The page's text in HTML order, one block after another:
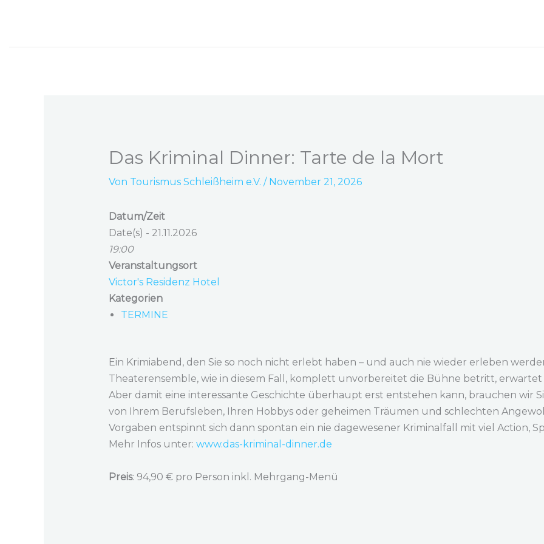
Das Kriminal Dinner: Tarte de la Mort
Von Tourismus Schleißheim e.V. / November 21, 2026
Datum/Zeit
Date(s) - 21.11.2026
19:00
Veranstaltungsort
Victor's Residenz Hotel
Kategorien
TERMINE
Ein Krimiabend, den Sie so noch nicht erlebt haben – und auch nie wieder erleben
Theaterensemble, wie in diesem Fall, komplett unvorbereitet die Bühne betritt, erwartet
Aber damit eine interessante Geschichte überhaupt erst entstehen kann, brauchen wir
von Ihrem Berufsleben, Ihren Hobbys oder geheimen Träumen und schlechten
Vorgaben entspinnt sich dann spontan ein nie dagewesener Kriminalfall mit viel Action,
Mehr Infos unter: www.das-kriminal-dinner.de
Preis: 94,90 € pro Person inkl. Mehrgang-Menü